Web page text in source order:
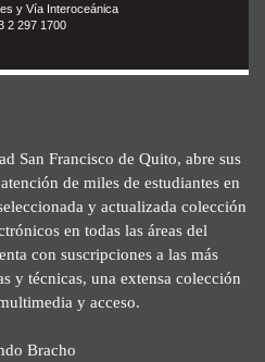
y Vía Interoceánica
2 297 1700
San Francisco de Quito, abre sus
de miles de estudiantes en
y actualizada colección
en todas las áreas del
con suscripciones a las más
y técnicas, una extensa colección
y acceso.
Bracho